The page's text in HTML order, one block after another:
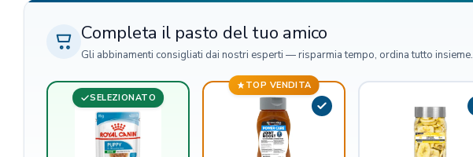
Completa il pasto del tuo amico
Gli abbinamenti consigliati dai nostri esperti — risparmia tempo, ordina tutto insieme.
SELEZIONATO
TOP VENDITA